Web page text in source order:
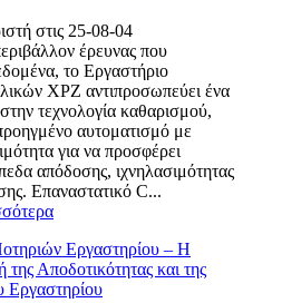
στις 25-08-04
έρευνας που
το Εργαστήριο
XPZ αντιπροσωπεύει ένα
τεχνολογία καθαρισμού,
αυτοματισμό με
για να προσφέρει
απόδοσης, ιχνηλασιμότητας
Επαναστατικό C...